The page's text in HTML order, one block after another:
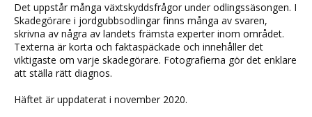
Det uppstår många växtskyddsfrågor under odlingssäsongen. I
Skadegörare i jordgubbsodlingar finns många av svaren,
skrivna av några av landets främsta experter inom området.
Texterna är korta och faktaspäckade och innehåller det
viktigaste om varje skadegörare. Fotografierna gör det enklare
att ställa rätt diagnos.
Häftet är uppdaterat i november 2020.